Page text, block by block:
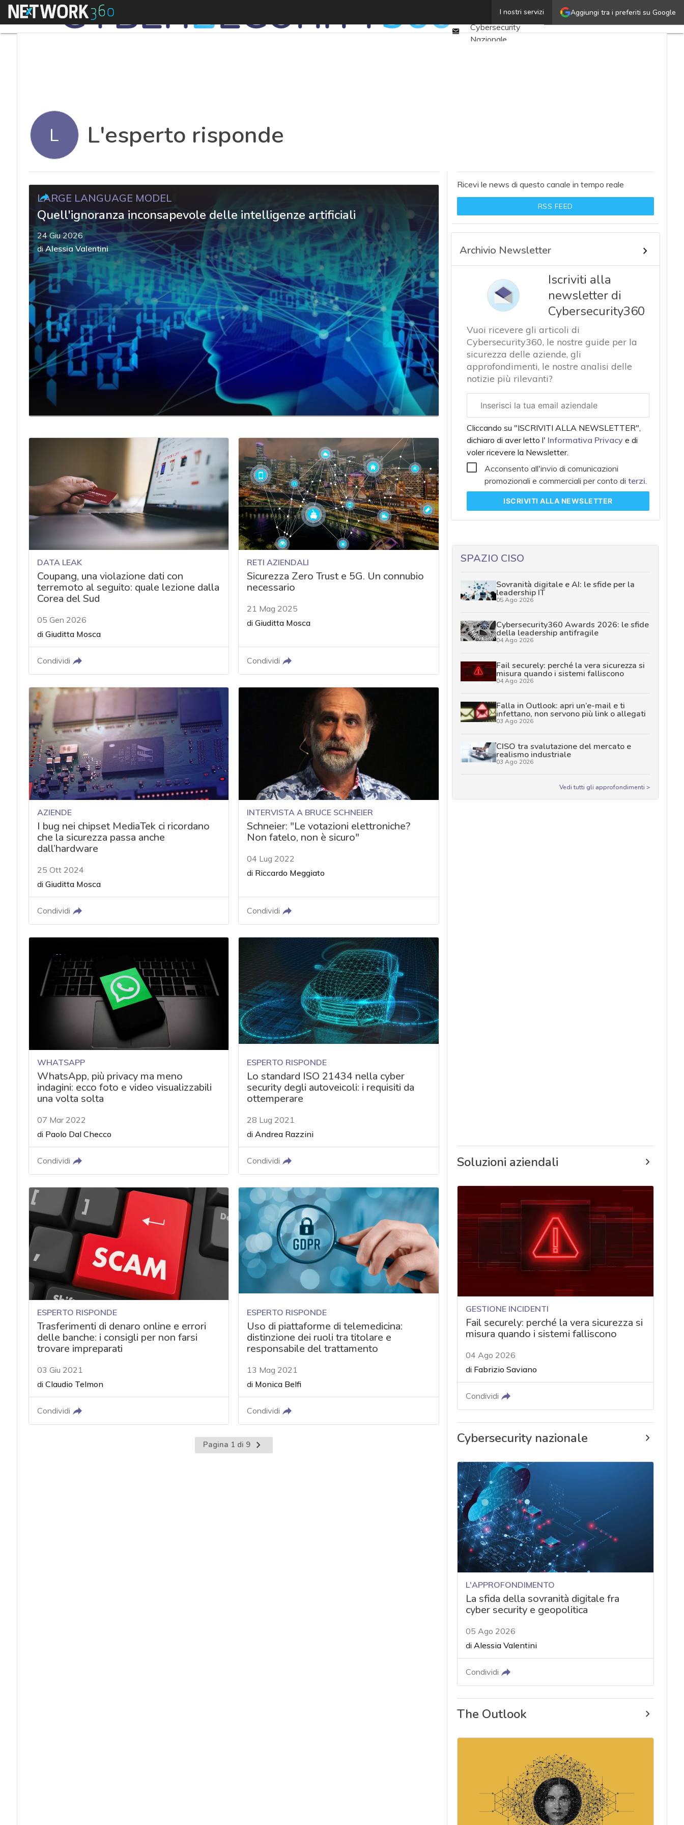
Aggiungi tra i preferiti su Google
I nostri servizi
Menu
Email
Ultimi articoli
Cybersecurity
Nazionale
Corsi cybersecurity
Chi siamo
L L'esperto risponde
LARGE LANGUAGE MODEL
Quell'ignoranza inconsapevole delle intelligenze artificiali
24 Giu 2026
diAlessia Valentini
DATA LEAK
Coupang, una violazione dati con
terremoto al seguito: quale lezione dalla
Corea del Sud
05 Gen 2026
di Giuditta Mosca
Condividi
RETI AZIENDALI
Sicurezza Zero Trust e 5G. Un connubio
necessario
21 Mag 2025
diGiuditta Mosca
Condividi
AZIENDE
I bug nei chipset MediaTek ci ricordano
che la sicurezza passa anche
dall’hardware
25 Ott 2024
di Giuditta Mosca
Condividi
INTERVISTA A BRUCE SCHNEIER
Schneier: "Le votazioni elettroniche?
Non fatelo, non è sicuro"
04 Lug 2022
di Riccardo Meggiato
Condividi
WHATSAPP
WhatsApp, più privacy ma meno
indagini: ecco foto e video visualizzabili
una volta solta
07 Mar 2022
di Paolo Dal Checco
Condividi
ESPERTO RISPONDE
Lo standard ISO 21434 nella cyber
security degli autoveicoli: i requisiti da
ottemperare
28 Lug 2021
diAndrea Razzini
Condividi
ESPERTO RISPONDE
Trasferimenti di denaro online e errori
delle banche: i consigli per non farsi
trovare impreparati
03 Giu 2021
di Claudio Telmon
Condividi
ESPERTO RISPONDE
Uso di piattaforme di telemedicina:
distinzione dei ruoli tra titolare e
responsabile del trattamento
13 Mag 2021
di Monica Belfi
Condividi
Pagina 1 di 9
Ricevi le news di questo canale in tempo reale
RSS FEED
Archivio Newsletter
Iscriviti alla
newsletter di
Cybersecurity360
Vuoi ricevere gli articoli di
Cybersecurity360, le nostre guide per la
sicurezza delle aziende, gli
approfondimenti, le nostre analisi delle
notizie più rilevanti?
aziendale
Cliccando su "ISCRIVITI ALLA NEWSLETTER",
dichiaro di aver letto l' Informativa Privacy e di
voler ricevere la Newsletter.
Acconsento all'invio di comunicazioni
promozionali e commerciali per conto di terzi.
ISCRIVITIALLA NEWSLETTER
SPAZIO CISO
Sovranità digitale e AI: le sfide per la
leadership IT
05 Ago 2026
Cybersecurity360 Awards 2026: le sfide
della leadership antifragile
04 Ago 2026
Fail securely: perché la vera sicurezza si
misura quando i sistemi falliscono
04 Ago 2026
Falla in Outlook: apri un’e-mail e ti
infettano, non servono più link o allegati
03 Ago 2026
CISO tra svalutazione del mercato e
realismo industriale
03 Ago 2026
Vedi tutti gli approfondimenti >
Soluzioni aziendali
GESTIONE INCIDENTI
Fail securely: perché la vera sicurezza si
misura quando i sistemi falliscono
04 Ago 2026
di Fabrizio Saviano
Condividi
Cybersecurity nazionale
L'APPROFONDIMENTO
La sfida della sovranità digitale fra
cyber security e geopolitica
05 Ago 2026
di Alessia Valentini
Condividi
The Outlook